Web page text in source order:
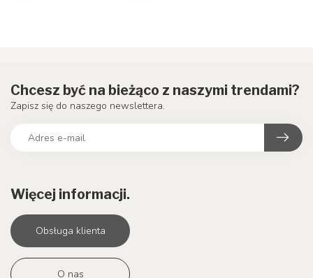
Więcej informacji.
Obsługa klienta
O nas
Chcesz być na bieżąco z naszymi trendami?
Zapisz się do naszego newslettera.